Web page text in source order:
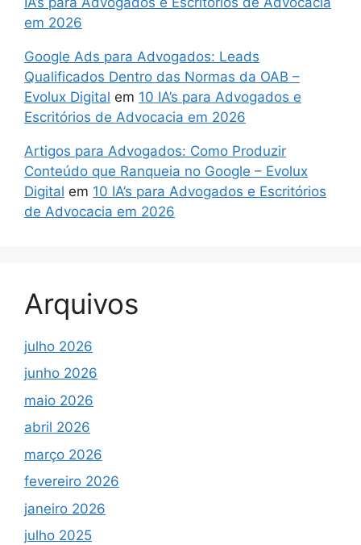
em 2026
Google Ads para Advogados: Leads
Qualificados Dentro das Normas da OAB –
Evolux Digital em 10 IA’s para Advogados e
Escritórios de Advocacia em 2026
Artigos para Advogados: Como Produzir
Conteúdo que Ranqueia no Google – Evolux
Digital em 10 IA’s para Advogados e Escritórios
de Advocacia em 2026
Arquivos
julho 2026
junho 2026
maio 2026
abril 2026
março 2026
fevereiro 2026
janeiro 2026
julho 2025